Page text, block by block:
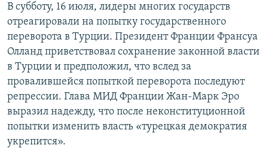
поискуИНФОГРАФИКА
ТЕЛЕПРОЕКТ КРЫМ.РЕАЛИИ
СОВЕТЫ ПРАВОЗАЩИТНИКОВ
ПРОПАВШИЕ БЕЗ ВЕСТИ
ПОБЕДИТЕЛЕЙ НЕ СУДЯТ?
КРЫМ.НЕПОКОРЕННЫЙ
ELIFBE
КАК ОБОЙТИ БЛОКИРОВКУ
Українською
Qırımtatar
ПРИСОЕДИНЯЙТЕСЬ!
В субботу, 16 июля, лидеры многих государств
отреагировали на попытку государственного
переворота в Турции. Президент Франции Франсуа
Олланд приветствовал сохранение законной власти
в Турции и предположил, что вслед за
провалившейся попыткой переворота последуют
репрессии. Глава МИД Франции Жан-Марк Эро
выразил надежду, что после неконституционной
попытки изменить власть «турецкая демократия
укрепится».